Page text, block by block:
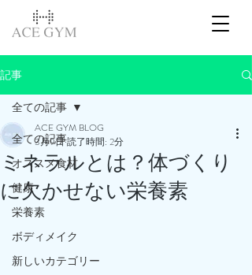
記事
全ての記事
オススメ食材
健康
栄養素
ボディメイク
新しいカテゴリー
全ての記事
ミネラルとは？体づくり
に欠かせない栄養素
ACE GYM BLOG
3月9日読了時間: 2分